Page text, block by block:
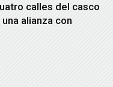
calles del casco
alianza con